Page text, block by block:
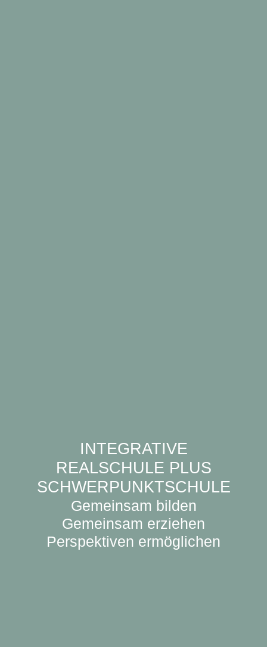
INTEGRATIVE
REALSCHULE PLUS
SCHWERPUNKTSCHULE
Gemeinsam bilden
Gemeinsam erziehen
Perspektiven ermöglichen